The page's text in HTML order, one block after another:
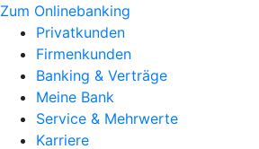
Zum Onlinebanking
Privatkunden
Firmenkunden
Banking & Verträge
Meine Bank
Service & Mehrwerte
Karriere